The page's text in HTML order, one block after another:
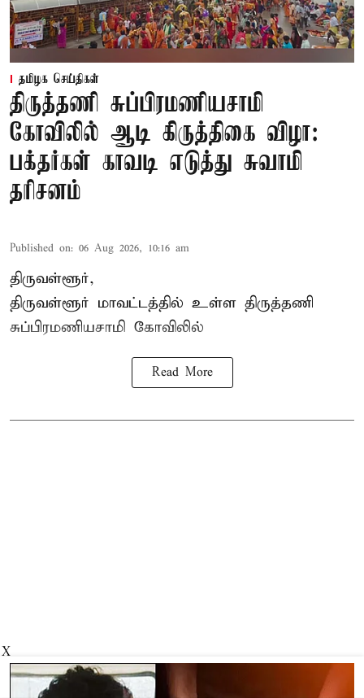
தமிழக செய்திகள்
திருத்தணி சுப்பிரமணியசாமி
கோவிலில் ஆடி கிருத்திகை விழா:
பக்தர்கள் காவடி எடுத்து சுவாமி
தரிசனம்
Published on: 06 Aug 2026, 10:16 am
திருவள்ளூர்,
திருவள்ளூர் மாவட்டத்தில் உள்ள திருத்தணி
சுப்பிரமணியசாமி கோவிலில்
Read More
X